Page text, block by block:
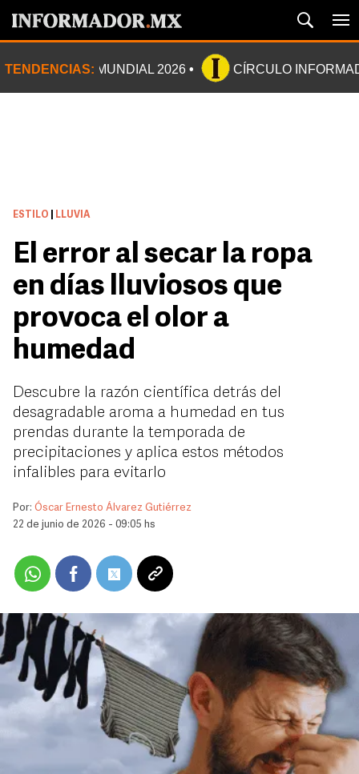
TENDENCIAS: MUNDIAL 2026 CÍRCULO
ESTILO LLUVIA
El error al secar la ropa
en días lluviosos que
provoca el olor a
humedad
Descubre la razón científica detrás del
desagradable aroma a humedad en tus
prendas durante la temporada de
precipitaciones y aplica estos métodos
infalibles para evitarlo
Por: Óscar Ernesto Álvarez Gutiérrez
22 de junio de 2026 - 09:05 hs